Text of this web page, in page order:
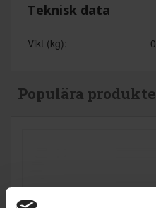
Teknisk data
Vikt (kg):
Populära